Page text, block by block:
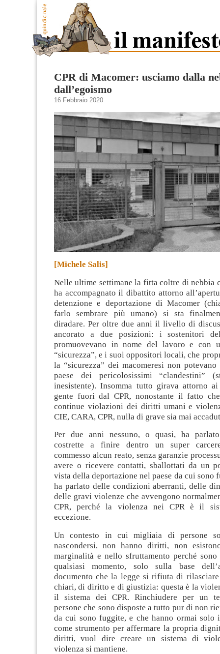
CPR di Macomer: usciamo dalla
dall’egoismo
16 Febbraio 2020
[Michele Salis]
Nelle ultime settimane la fitta coltre di nebbia
ha accompagnato il dibattito attorno
detenzione e deportazione di Macomer
farlo sembrare più umano) si sta
diradare. Per oltre due anni il livello di
ancorato a due posizioni: i sostenitori
promuovevano in nome del lavoro e con
“sicurezza”, e i suoi oppositori locali, che
la “sicurezza” dei macomeresi non
paese dei pericolosissimi “clandestini”
inesistente). Insomma tutto girava attorno
gente fuori dal CPR, nonostante il fatto
continue violazioni dei diritti umani e
CIE, CARA, CPR, nulla di grave sia mai
Per due anni nessuno, o quasi, ha
costrette a finire dentro un super
commesso alcun reato, senza garanzie
avere o ricevere contatti, sballottati da un
vista della deportazione nel paese da cui sono
ha parlato delle condizioni aberranti, delle
delle gravi violenze che avvengono
CPR, perché la violenza nei CPR è il
eccezione.
Un contesto in cui migliaia di persone
nascondersi, non hanno diritti, non
marginalità e nello sfruttamento perché
qualsiasi momento, solo sulla base
documento che la legge si rifiuta di
chiari, di diritto e di giustizia: questa è la
il sistema dei CPR. Rinchiudere per un
persone che sono disposte a tutto pur di non
da cui sono fuggite, e che hanno ormai solo
come strumento per affermare la propria
diritti, vuol dire creare un sistema di
violenza si mantiene.